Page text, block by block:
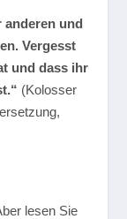
anderen und
Vergesst
und dass ihr
(Kolosser
lesen Sie